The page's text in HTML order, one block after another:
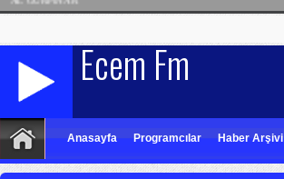
Anasayfa Programcılar Haber Arşivi